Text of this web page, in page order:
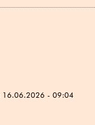
16.06.2026 - 09:04